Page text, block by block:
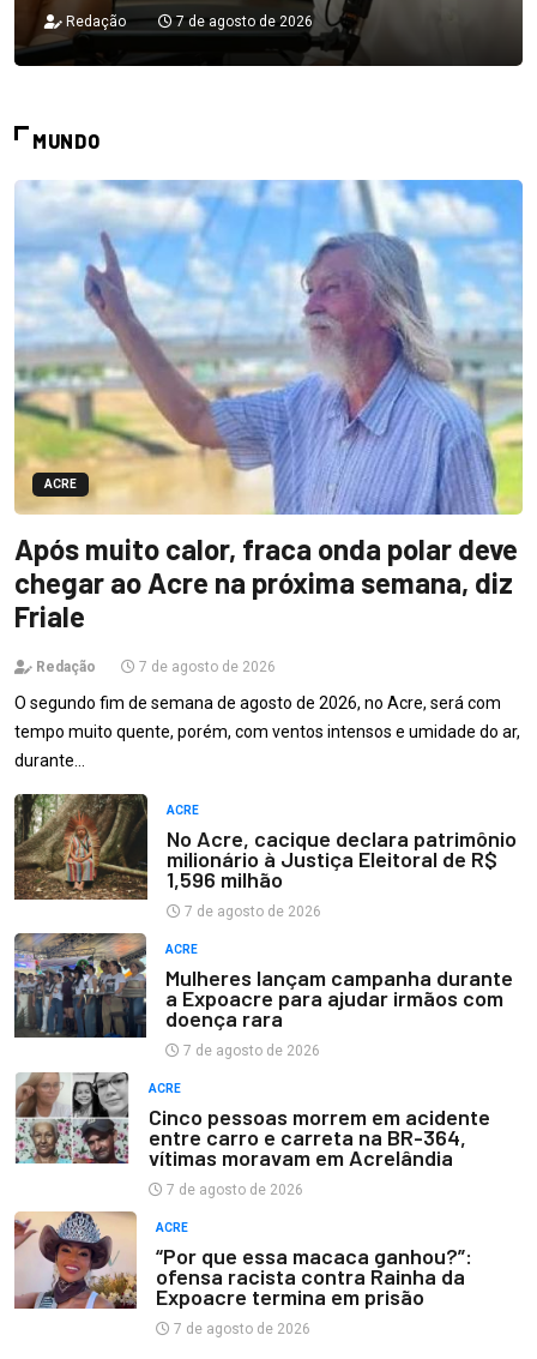
Redação 7 de agosto de 2026
MUNDO
ACRE
Após muito calor, fraca onda polar deve
chegar ao Acre na próxima semana, diz
Friale
Redação 7 de agosto de 2026
O segundo fim de semana de agosto de 2026, no Acre, será com
tempo muito quente, porém, com ventos intensos e umidade do ar,
durante…
ACRE
No Acre, cacique declara patrimônio
milionário à Justiça Eleitoral de R$
1,596 milhão
7 de agosto de 2026
ACRE
Mulheres lançam campanha durante
a Expoacre para ajudar irmãos com
doença rara
7 de agosto de 2026
ACRE
Cinco pessoas morrem em acidente
entre carro e carreta na BR-364,
vítimas moravam em Acrelândia
7 de agosto de 2026
ACRE
“Por que essa macaca ganhou?”:
ofensa racista contra Rainha da
Expoacre termina em prisão
7 de agosto de 2026